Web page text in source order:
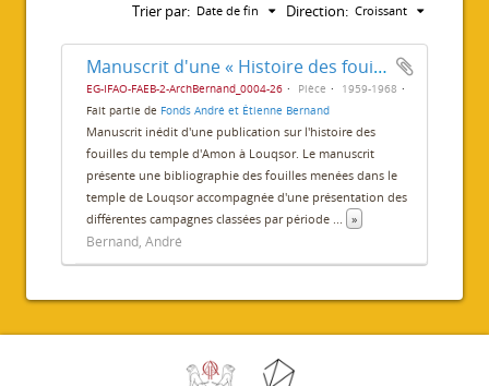
Trier par: Date de fin Direction: Croissant
Manuscrit d'une « Histoire des fouilles du temple de Louxor »
EG-IFAO-FAEB-2-ArchBernand_0004-26 Pièce
1959-1968
Fait partie de Fonds André et Étienne Bernand
Manuscrit inédit d'une publication sur l'histoire des
fouilles du temple d'Amon à Louqsor. Le manuscrit
présente une bibliographie des fouilles menées dans le
temple de Louqsor accompagnée d'une présentation des
différentes campagnes classées par période ... »
Bernand, André